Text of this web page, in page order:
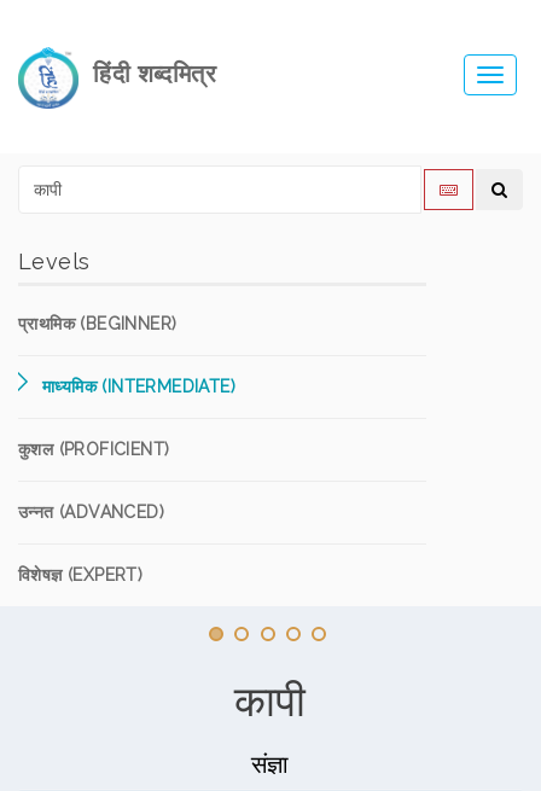
हिंदी शब्दमित्र
Levels
प्राथमिक (BEGINNER)
माध्यमिक (INTERMEDIATE)
कुशल (PROFICIENT)
उन्नत (ADVANCED)
विशेषज्ञ (EXPERT)
कापी
संज्ञा